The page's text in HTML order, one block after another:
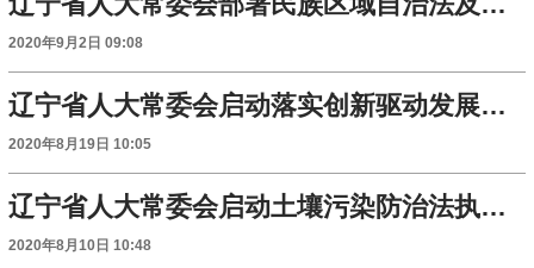
2020年9月2日 09:08
辽宁省人大常委会启动落实创新驱动发展战略情况调研​
2020年8月19日 10:05
辽宁省人大常委会启动土壤污染防治法执法检查
2020年8月10日 10:48